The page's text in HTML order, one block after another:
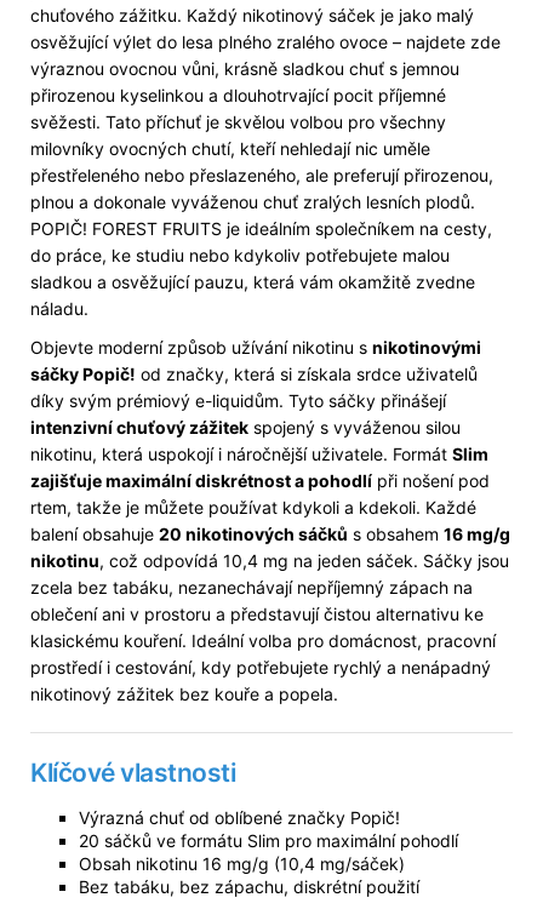
chuťového zážitku. Každý nikotinový sáček je jako malý
osvěžující výlet do lesa plného zralého ovoce – najdete zde
výraznou ovocnou vůni, krásně sladkou chuť s jemnou
přirozenou kyselinkou a dlouhotrvající pocit příjemné
svěžesti. Tato příchuť je skvělou volbou pro všechny
milovníky ovocných chutí, kteří nehledají nic uměle
přestřeleného nebo přeslazeného, ale preferují přirozenou,
plnou a dokonale vyváženou chuť zralých lesních plodů.
POPIČ! FOREST FRUITS je ideálním společníkem na cesty,
do práce, ke studiu nebo kdykoliv potřebujete malou
sladkou a osvěžující pauzu, která vám okamžitě zvedne
náladu.
Objevte moderní způsob užívání nikotinu s nikotinovými
sáčky Popič! od značky, která si získala srdce uživatelů
díky svým prémiový e-liquidům. Tyto sáčky přinášejí
intenzivní chuťový zážitek spojený s vyváženou silou
nikotinu, která uspokojí i náročnější uživatele. Formát Slim
zajišťuje maximální diskrétnost a pohodlí při nošení pod
rtem, takže je můžete používat kdykoli a kdekoli. Každé
balení obsahuje 20 nikotinových sáčků s obsahem 16 mg/g
nikotinu, což odpovídá 10,4 mg na jeden sáček. Sáčky jsou
zcela bez tabáku, nezanechávají nepříjemný zápach na
oblečení ani v prostoru a představují čistou alternativu ke
klasickému kouření. Ideální volba pro domácnost, pracovní
prostředí i cestování, kdy potřebujete rychlý a nenápadný
nikotinový zážitek bez kouře a popela.
Klíčové vlastnosti
Výrazná chuť od oblíbené značky Popič!
20 sáčků ve formátu Slim pro maximální pohodlí
Obsah nikotinu 16 mg/g (10,4 mg/sáček)
Bez tabáku, bez zápachu, diskrétní použití